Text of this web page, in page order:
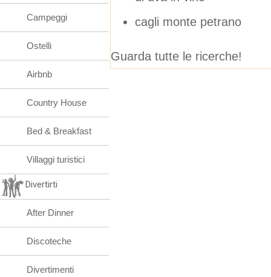
cagli monte petrano
Guarda tutte le ricerche!
Campeggi
Ostelli
Airbnb
Country House
Bed & Breakfast
Villaggi turistici
Divertirti
After Dinner
Discoteche
Divertimenti